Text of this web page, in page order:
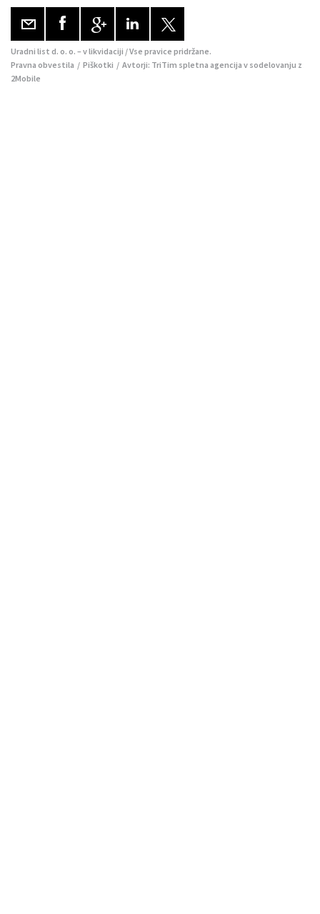
Uradni list d. o. o. – v likvidaciji / Vse pravice pridržane.
Pravna obvestila / Piškotki / Avtorji: TriTim spletna agencija v sodelovanju z
2Mobile